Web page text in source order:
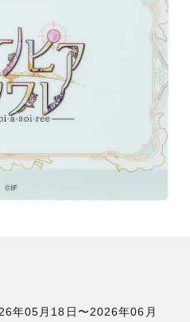
年05月18日〜2026年06月